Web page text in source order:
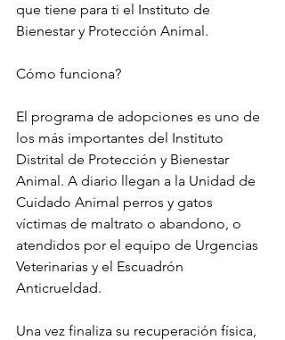
que tiene para ti el Instituto de
Bienestar y Protección Animal.
Cómo funciona?
El programa de adopciones es uno de
los más importantes del Instituto
Distrital de Protección y Bienestar
Animal. A diario llegan a la Unidad de
Cuidado Animal perros y gatos
víctimas de maltrato o abandono, o
atendidos por el equipo de Urgencias
Veterinarias y el Escuadrón
Anticrueldad.
Una vez finaliza su recuperación física,